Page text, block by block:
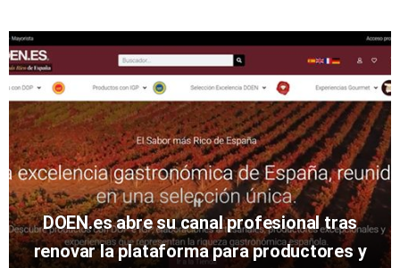
DOEN.es abre su canal profesional tras
renovar la plataforma para productores y